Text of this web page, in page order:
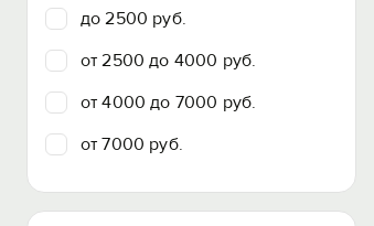
до 2500 руб.
от 2500 до 4000 руб.
от 4000 до 7000 руб.
от 7000 руб.